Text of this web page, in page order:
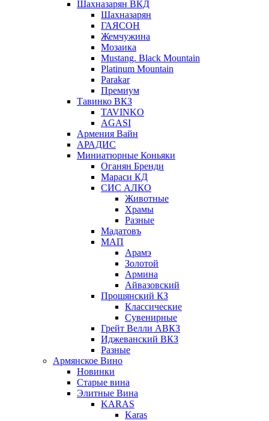
Шахназарян ВКД
Шахназарян
ГАЯСОН
Жемчужина
Мозаика
Mustang. Black Mountain
Platinum Mountain
Parakar
Премиум
Тавинко ВКЗ
TAVINKO
AGASI
Армения Вайн
АРАДИС
Миниатюрные Коньяки
Оганян Бренди
Мараси КД
СИС АЛКО
Животные
Храмы
Разные
Мадатовъ
МАП
Арамэ
Золотой
Армина
Айвазовский
Прошянский КЗ
Классические
Сувенирные
Грейт Велли АВКЗ
Иджеванский ВКЗ
Разные
Армянское Вино
Новинки
Старые вина
Элитные Вина
KARAS
Karas